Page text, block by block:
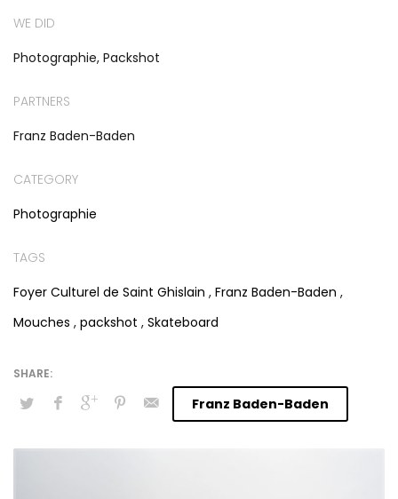
WE DID
Photographie, Packshot
PARTNERS
Franz Baden-Baden
CATEGORY
Photographie
TAGS
Foyer Culturel de Saint Ghislain , Franz Baden-Baden ,
Mouches , packshot , Skateboard
Franz Baden-Baden